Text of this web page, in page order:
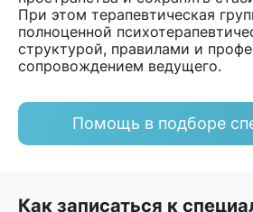
При этом терапевтическая
полноценной
структурой, правилами и
сопровождением ведущего.
Помощь в подборе
Как записаться к